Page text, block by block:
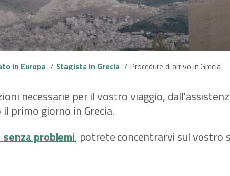
in Europa Stagista in Grecia Procedure di arrivo in Grecia
necessarie per il vostro viaggio,
primo giorno in Grecia.
problemi, potrete concentrarvi sul vostro